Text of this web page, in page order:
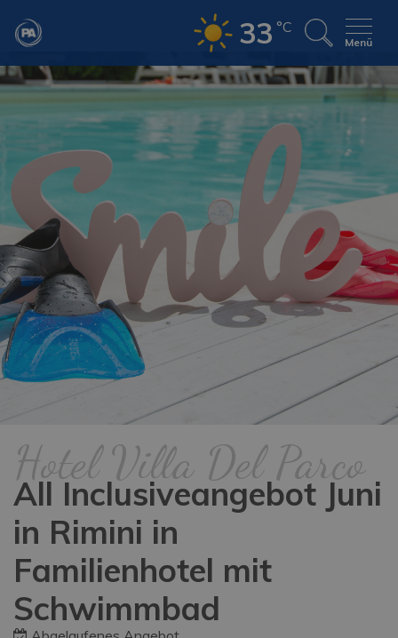
33 °C
Menü
Hotel Villa Del Parco
All Inclusiveangebot Juni
in Rimini in
Familienhotel mit
Schwimmbad